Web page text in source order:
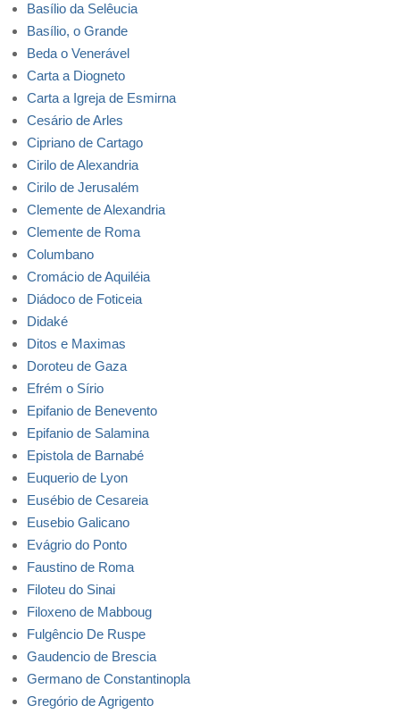
Basílio da Selêucia
Basílio, o Grande
Beda o Venerável
Carta a Diogneto
Carta a Igreja de Esmirna
Cesário de Arles
Cipriano de Cartago
Cirilo de Alexandria
Cirilo de Jerusalém
Clemente de Alexandria
Clemente de Roma
Columbano
Cromácio de Aquiléia
Diádoco de Foticeia
Didaké
Ditos e Maximas
Doroteu de Gaza
Efrém o Sírio
Epifanio de Benevento
Epifanio de Salamina
Epistola de Barnabé
Euquerio de Lyon
Eusébio de Cesareia
Eusebio Galicano
Evágrio do Ponto
Faustino de Roma
Filoteu do Sinai
Filoxeno de Mabboug
Fulgêncio De Ruspe
Gaudencio de Brescia
Germano de Constantinopla
Gregório de Agrigento